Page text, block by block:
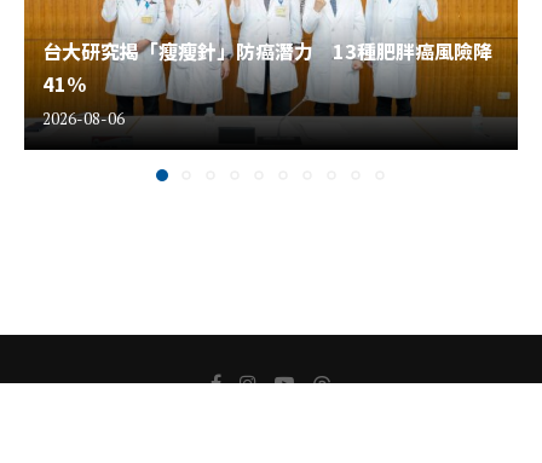
台大研究揭「瘦瘦針」防癌潛力 13種肥胖癌風險降
41%
2026-08-06